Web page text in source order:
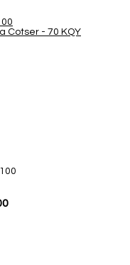
Cotser - 70 KQY